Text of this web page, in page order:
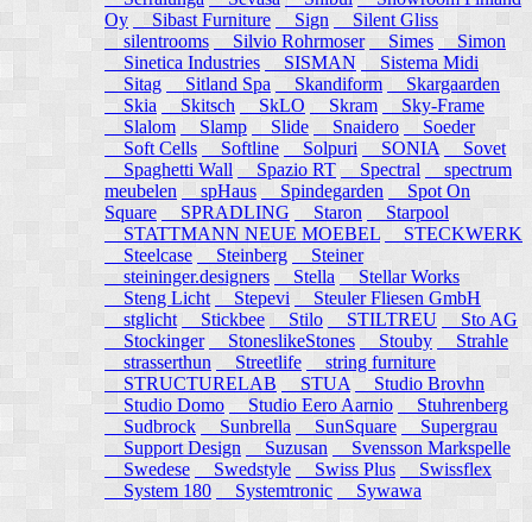
Oy
Sibast Furniture Sign
Silent Gliss
silentrooms
Silvio Rohrmoser Simes Simon
Sinetica Industries
SISMAN
Sistema Midi
Sitag
Sitland Spa Skandiform
Skargaarden
Skia
Skitsch SkLO Skram
Sky-Frame
Slalom
Slamp Slide Snaidero
Soeder
Soft Cells
Softline Solpuri SONIA
Sovet
Spaghetti Wall
Spazio RT Spectral
spectrum
meubelen
spHaus Spindegarden
Spot On
Square
SPRADLING Staron
Starpool
STATTMANN NEUE MOEBEL
STECKWERK
Steelcase
Steinberg
Steiner
steininger.designers
Stella Stellar Works
Steng Licht
Stepevi
Steuler Fliesen GmbH
stglicht
Stickbee Stilo STILTREU
Sto AG
Stockinger
StoneslikeStones Stouby
Strahle
strasserthun
Streetlife
string furniture
STRUCTURELAB
STUA
Studio Brovhn
Studio Domo
Studio Eero Aarnio
Stuhrenberg
Sudbrock
Sunbrella SunSquare
Supergrau
Support Design
Suzusan
Svensson Markspelle
Swedese
Swedstyle Swiss Plus
Swissflex
System 180
Systemtronic Sywawa